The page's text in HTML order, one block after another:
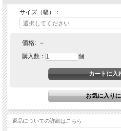
サイズ（幅）：
価格: －
購入数： 個
返品についての詳細はこちら